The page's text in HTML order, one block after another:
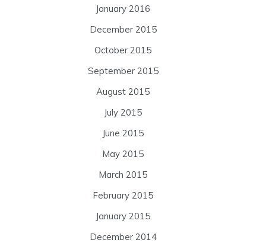
January 2016
December 2015
October 2015
September 2015
August 2015
July 2015
June 2015
May 2015
March 2015
February 2015
January 2015
December 2014